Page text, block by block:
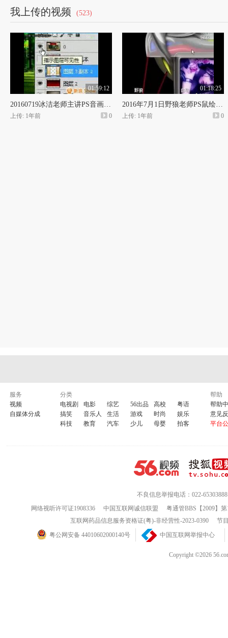
我上传的视频 (523)
01:59:12
20160719冰洁老师主讲PS音画分享田园老师音画《那个年代》课录...
上传: 1年前 0
01:18:25
2016年7月1日野狼老师PS鼠绘单图《忆思难》课录_标清
上传: 1年前 0
服务
视频
自媒体分成
分类
电视剧
电影 综艺 56出品 高校
粤语
搞笑
音乐人 生活 游戏 时尚
娱乐
科技
教育 汽车 少儿 母婴 拍客
帮助
帮助
意见
平台
不良信息举报电话：022-65303888
网络视听许可证1908336
中国互联网诚信联盟
粤通管BBS【2009】
互联网药品信息服务资格证(粤)-非经营性-2023-0390
节
粤公网安备 44010602000140号
中国互联网举报中心
Copyright ©2026